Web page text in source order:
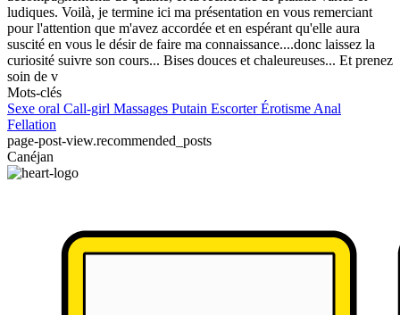
ludiques. Voilà, je termine ici ma présentation en vous remerciant
pour l'attention que m'avez accordée et en espérant qu'elle aura
suscité en vous le désir de faire ma connaissance....donc laissez la
curiosité suivre son cours... Bises douces et chaleureuses... Et prenez
soin de v
Mots-clés
Sexe oral Call-girl Massages Putain EscorterÉrotisme Anal
Fellation
page-post-view.recommended_posts
Canéjan